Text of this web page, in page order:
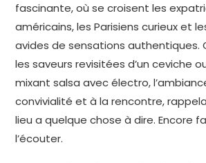
fascinante, où se croisent les
américains, les Parisiens curieux et
avides de sensations authentiques.
les saveurs revisitées d’un ceviche
mixant salsa avec électro,
convivialité et à la rencontre,
lieu a quelque chose à dire. Encore
l’écouter.